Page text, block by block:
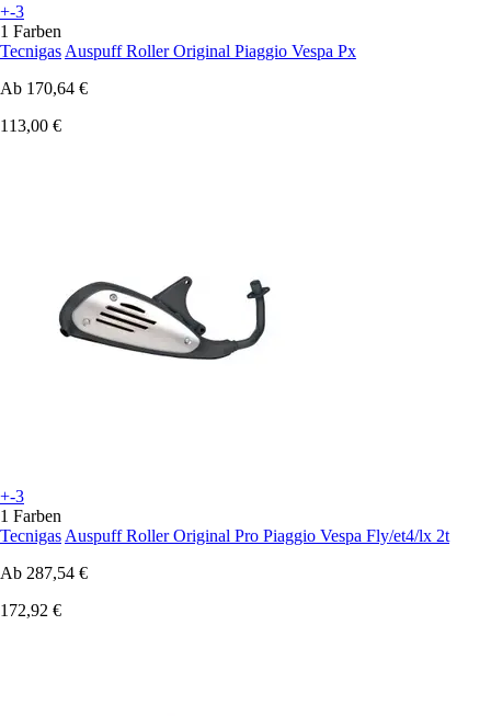
+-3
1 Farben
Tecnigas Auspuff Roller Original Piaggio Vespa Px
Ab 170,64 €
113,00 €
+-3
1 Farben
Tecnigas Auspuff Roller Original Pro Piaggio Vespa Fly/et4/lx 2t
Ab 287,54 €
172,92 €